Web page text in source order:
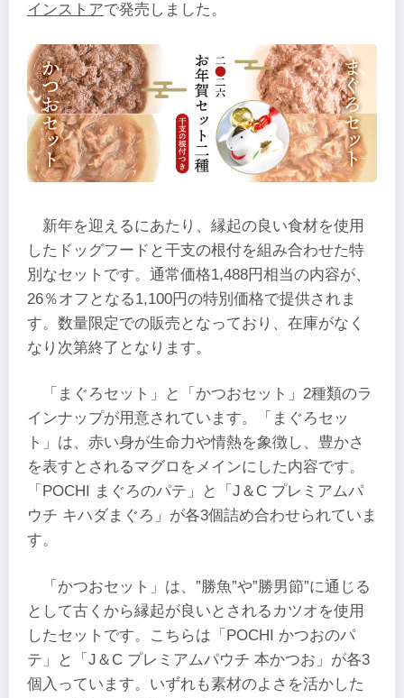
インストアで発売しました。
新年を迎えるにあたり、縁起の良い食材を使用
したドッグフードと干支の根付を組み合わせた特
別なセットです。通常価格1,488円相当の内容が、
26％オフとなる1,100円の特別価格で提供されま
す。数量限定での販売となっており、在庫がなく
なり次第終了となります。
「まぐろセット」と「かつおセット」2種類のラ
インナップが用意されています。「まぐろセッ
ト」は、赤い身が生命力や情熱を象徴し、豊かさ
を表すとされるマグロをメインにした内容です。
「POCHI まぐろのパテ」と「J＆C プレミアムパ
ウチ キハダまぐろ」が各3個詰め合わせられていま
す。
「かつおセット」は、”勝魚”や”勝男節”に通じる
として古くから縁起が良いとされるカツオを使用
したセットです。こちらは「POCHI かつおのパ
テ」と「J＆C プレミアムパウチ 本かつお」が各3
個入っています。いずれも素材のよさを活かした